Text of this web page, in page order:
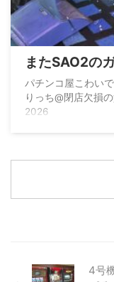
またSAO2の
パチンコ屋こわい
りっち@閉店欠損
2026
4号